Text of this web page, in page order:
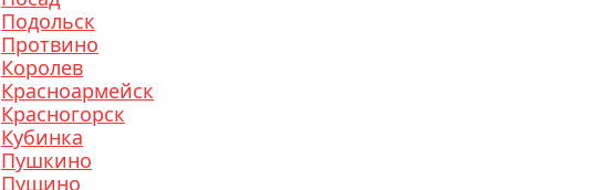
Подольск
Протвино
Королев
Красноармейск
Красногорск
Кубинка
Пушкино
Пущино